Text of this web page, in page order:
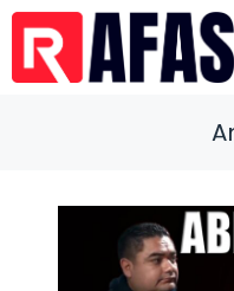
Saltar
contenido